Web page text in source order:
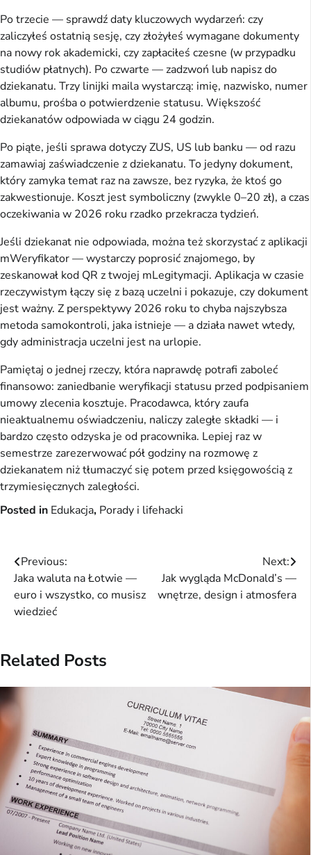
Po trzecie — sprawdź daty kluczowych wydarzeń: czy
zaliczyłeś ostatnią sesję, czy złożyłeś wymagane dokumenty
na nowy rok akademicki, czy zapłaciłeś czesne (w przypadku
studiów płatnych). Po czwarte — zadzwoń lub napisz do
dziekanatu. Trzy linijki maila wystarczą: imię, nazwisko, numer
albumu, prośba o potwierdzenie statusu. Większość
dziekanatów odpowiada w ciągu 24 godzin.
Po piąte, jeśli sprawa dotyczy ZUS, US lub banku — od razu
zamawiaj zaświadczenie z dziekanatu. To jedyny dokument,
który zamyka temat raz na zawsze, bez ryzyka, że ktoś go
zakwestionuje. Koszt jest symboliczny (zwykle 0–20 zł), a czas
oczekiwania w 2026 roku rzadko przekracza tydzień.
Jeśli dziekanat nie odpowiada, można też skorzystać z aplikacji
mWeryfikator — wystarczy poprosić znajomego, by
zeskanował kod QR z twojej mLegitymacji. Aplikacja w czasie
rzeczywistym łączy się z bazą uczelni i pokazuje, czy dokument
jest ważny. Z perspektywy 2026 roku to chyba najszybsza
metoda samokontroli, jaka istnieje — a działa nawet wtedy,
gdy administracja uczelni jest na urlopie.
Pamiętaj o jednej rzeczy, która naprawdę potrafi zaboleć
finansowo: zaniedbanie weryfikacji statusu przed podpisaniem
umowy zlecenia kosztuje. Pracodawca, który zaufa
nieaktualnemu oświadczeniu, naliczy zaległe składki — i
bardzo często odzyska je od pracownika. Lepiej raz w
semestrze zarezerwować pół godziny na rozmowę z
dziekanatem niż tłumaczyć się potem przed księgowością z
trzymiesięcznych zaległości.
Posted in Edukacja, Porady i lifehacki
Nawigacja
wpisu
Previous:
Jaka waluta na Łotwie —
euro i wszystko, co musisz
wiedzieć
Next:
Jak wygląda McDonald’s —
wnętrze, design i atmosfera
Related Posts